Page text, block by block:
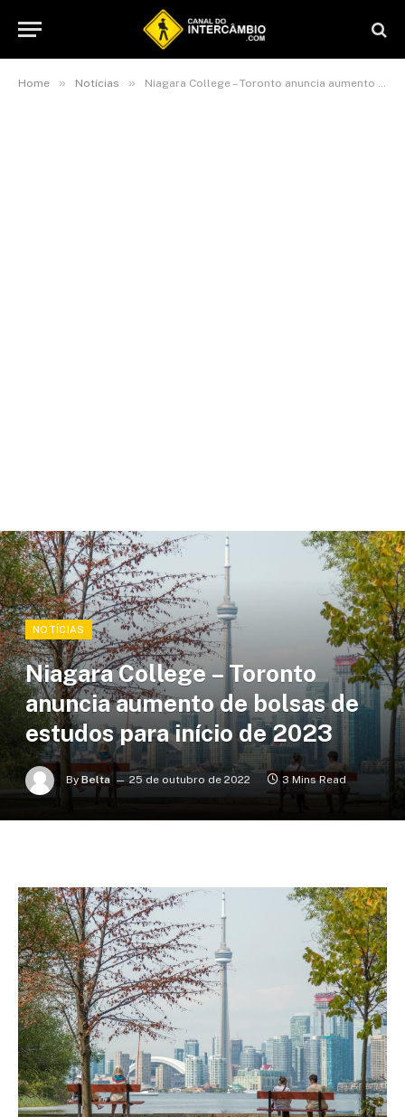
Home » Notícias » Niagara College – Toronto anuncia aumento de bolsas de estudos para início de 2023
NOTÍCIAS
Niagara College – Toronto
anuncia aumento de bolsas de
estudos para início de 2023
By Belta 25 de outubro de 2022 3 Mins Read